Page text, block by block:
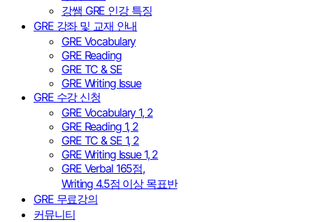
강쌤 GRE 인강 특징
GRE 강좌 및 교재 안내
GRE Vocabulary
GRE Reading
GRE TC & SE
GRE Writing Issue
GRE 수강 신청
GRE Vocabulary 1, 2
GRE Reading 1, 2
GRE TC & SE 1, 2
GRE Writing Issue 1, 2
GRE Verbal 165점,
Writing 4.5점 이상 목표반
GRE 무료강의
커뮤니티